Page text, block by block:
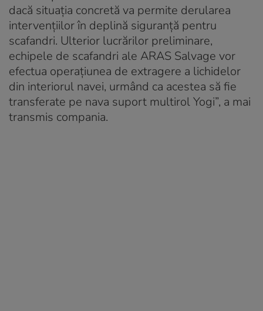
dacă situaţia concretă va permite derularea
intervenţiilor în deplină siguranţă pentru
scafandri. Ulterior lucrărilor preliminare,
echipele de scafandri ale ARAS Salvage vor
efectua operaţiunea de extragere a lichidelor
din interiorul navei, urmând ca acestea să fie
transferate pe nava suport multirol Yogi”, a mai
transmis compania.